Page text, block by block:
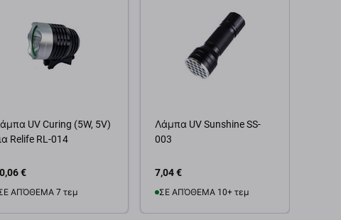
UV Curing (5W, 5V)
Relife RL-014
€
ΑΠΌΘΕΜΑ 7 τεμ
Λάμπα UV Sunshine SS-
003
7,04 €
ΣΕ ΑΠΌΘΕΜΑ 10+ τεμ